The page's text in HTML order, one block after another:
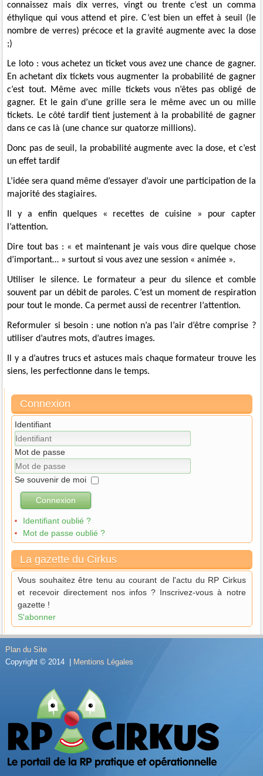
connaissez mais dix verres, vingt ou trente c’est un comma
éthylique qui vous attend et pire. C’est bien un effet à seuil (le
nombre de verres) précoce et la gravité augmente avec la dose
;)
Le loto : vous achetez un ticket vous avez une chance de gagner.
En achetant dix tickets vous augmenter la probabilité de gagner
c’est tout. Même avec mille tickets vous n’êtes pas obligé de
gagner. Et le gain d’une grille sera le même avec un ou mille
tickets. Le côté tardif tient justement à la probabilité de gagner
dans ce cas là (une chance sur quatorze millions).
Donc pas de seuil, la probabilité augmente avec la dose, et c’est
un effet tardif
L’idée sera quand même d’essayer d’avoir une participation de la
majorité des stagiaires.
Il y a enfin quelques « recettes de cuisine » pour capter
l’attention.
Dire tout bas : « et maintenant je vais vous dire quelque chose
d’important… »surtout si vous avez une session « animée ».
Utiliser le silence. Le formateur a peur du silence et comble
souvent par un débit de paroles. C’est un moment de respiration
pour tout le monde. Ca permet aussi de recentrer l’attention.
Reformuler si besoin : une notion n’a pas l’air d’être comprise ?
utiliser d’autres mots, d’autres images.
Il y a d’autres trucs et astuces mais chaque formateur trouve les
siens, les perfectionne dans le temps.
Connexion
Identifiant
Mot de passe
Se souvenir de moi
Connexion
Identifiant oublié ?
Mot de passe oublié ?
La gazette du Cirkus
Vous souhaitez être tenu au courant de l'actu du RP Cirkus
et recevoir directement nos infos ? Inscrivez-vous à notre
gazette !
S'abonner
Plan du Site
Copyright © 2014 |
Mentions Légales